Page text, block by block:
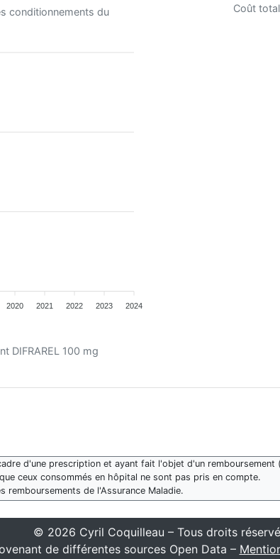
conditionnements du
Coût
2020 2021 2022 2023 2024
DIFRAREL 100 mg
d'une prescription et ayant fait l'objet d'un
ceux consommés en hôpital ne sont pas pris en compte.
remboursements de l'Assurance Maladie.
© 2026 Cyril Coquilleau – Tous droits
de différentes sources Open Data –